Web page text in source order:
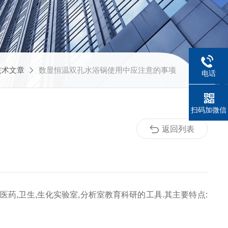
术文章 数显恒温双孔水浴锅使用中应注意的事项
药,卫生,生化实验室,分析室教育科研的工具.其主要特点:
返回列表
电话
扫码加微信